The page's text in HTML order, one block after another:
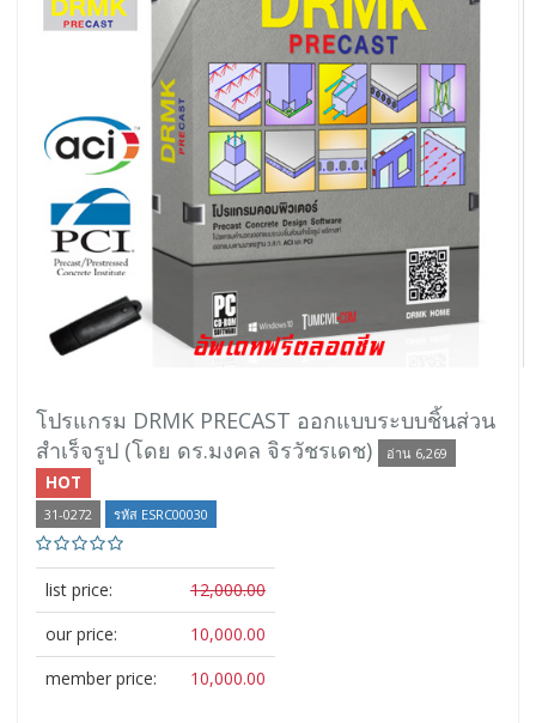
โปรแกรม DRMK PRECAST ออกแบบระบบชิ้นส่วน
สำเร็จรูป (โดย ดร.มงคล จิรวัชรเดช)
อ่าน 6,269
HOT
31-0272 รหัส ESRC00030
list price:
12,000.00
our price:
10,000.00
member price:
10,000.00